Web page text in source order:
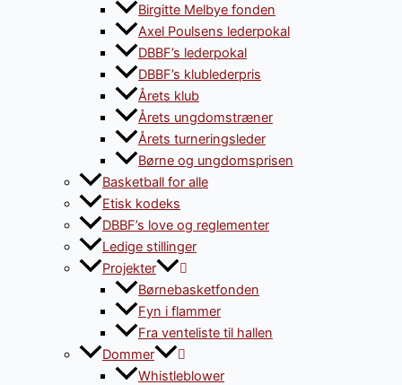
Birgitte Melbye fonden
Axel Poulsens lederpokal
DBBF’s lederpokal
DBBF’s klublederpris
Årets klub
Årets ungdomstræner
Årets turneringsleder
Børne og ungdomsprisen
Basketball for alle
Etisk kodeks
DBBF’s love og reglementer
Ledige stillinger
Projekter
Børnebasketfonden
Fyn i flammer
Fra venteliste til hallen
Dommer
Whistleblower